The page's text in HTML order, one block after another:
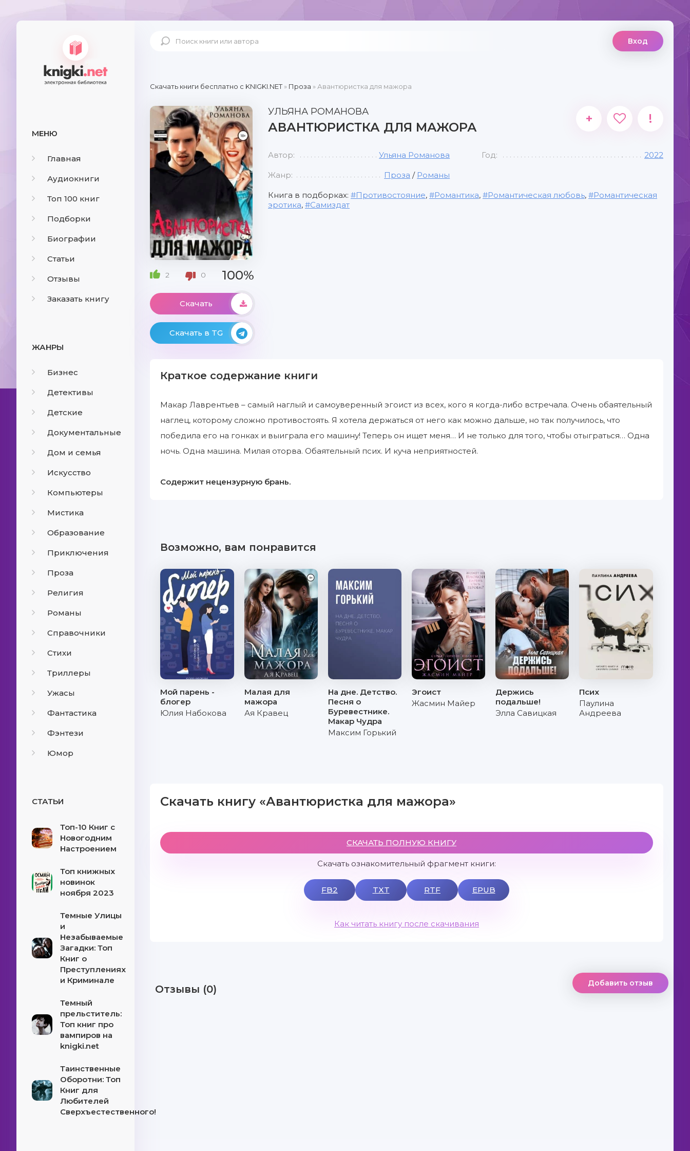
МЕНЮ
Главная
Аудиокниги
Топ 100 книг
Подборки
Биографии
Статьи
Отзывы
Заказать книгу
ЖАНРЫ
Бизнес
Детективы
Детские
Документальные
Дом и семья
Искусство
Компьютеры
Мистика
Образование
Приключения
Проза
Религия
Романы
Справочники
Стихи
Триллеры
Ужасы
Фантастика
Фэнтези
Юмор
СТАТЬИ
Топ-10 Книг с
Новогодним
Настроением
Топ книжных
новинок
ноября 2023
Темные Улицы
и
Незабываемые
Загадки: Топ
Книг о
Преступлениях
и Криминале
Темный
прельститель:
Топ книг про
вампиров на
knigki.net
Таинственные
Оборотни: Топ
Книг для
Любителей
Сверхъестественного!
Вход
Скачать книги бесплатно c KNIGKI.NET» Проза » Авантюристка для мажора
2 0 100%
Скачать
Скачать в TG
УЛЬЯНА РОМАНОВА
АВАНТЮРИСТКА ДЛЯ МАЖОРА
+ !
Автор: Ульяна Романова Год: 2022
Жанр: Проза / Романы
Книга в подборках: Противостояние, Романтика, Романтическая любовь,
Романтическая
эротика, Самиздат
Краткое содержание книги
Макар Лаврентьев – самый наглый и самоуверенный эгоист из всех, кого я когда-либо встречала. Очень обаятельный
наглец, которому сложно противостоять. Я хотела держаться от него как можно дальше, но так получилось, что
победила его на гонках и выиграла его машину! Теперь он ищет меня… И не только для того, чтобы отыграться… Одна
ночь. Одна машина. Милая оторва. Обаятельный псих. И куча неприятностей.
Содержит нецензурную брань.
Возможно, вам понравится
Мой парень -
блогер
Юлия Набокова
Малая для
мажора
Ая Кравец
На дне. Детство.
Песня о
Буревестнике.
Макар Чудра
Максим Горький
Эгоист
Жасмин Майер
Держись
подальше!
Элла Савицкая
Псих
Паулина
Андреева
Скачать книгу «Авантюристка для мажора»
СКАЧАТЬ ПОЛНУЮ КНИГУ
Скачать ознакомительный фрагмент книги:
FB2 TXT RTF EPUB
Как читать книгу после скачивания
Отзывы (0) Добавить отзыв